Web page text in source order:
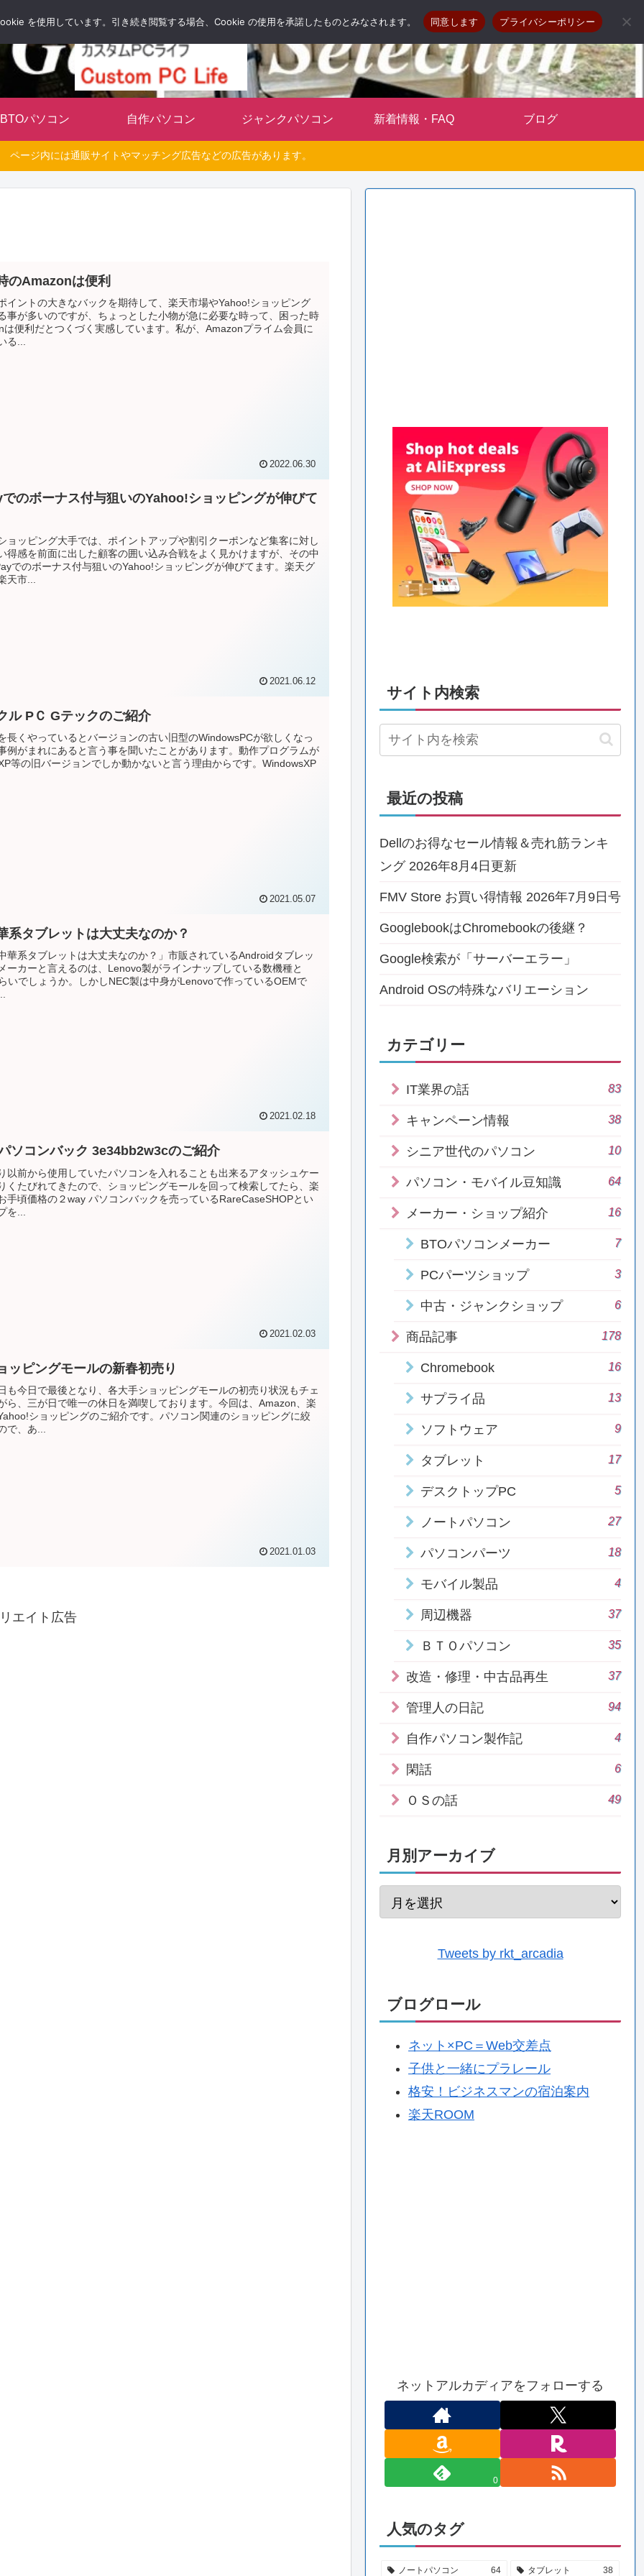
自分だけのオリジナルパソコンを持とう
BTOパソコン 自作パソコン ジャンクパソコン 新着情報・FAQ ブログ
ページ内には通販サイトやマッチング広告などの広告があります。
のAmazonは便利
イントの大きなバックを期待して、楽天市場やYahoo!ショッピング
事が多いのですが、ちょっとした小物が急に必要な時って、困った時
は便利だとつくづく実感しています。私が、Amazonプライム会員に
る...
2022.06.30
のボーナス付与狙いのYahoo!ショッピングが伸びて
ョッピング大手では、ポイントアップや割引クーポンなど集客に対し
得感を前面に出した顧客の囲い込み合戦をよく見かけますが、その中
でのボーナス付与狙いのYahoo!ショッピングが伸びてます。楽天グ
天市...
2021.06.12
ル PＣ Gテックのご紹介
長くやっているとバージョンの古い旧型のWindowsPCが欲しくなっ
例がまれにあると言う事を聞いたことがあります。動作プログラムが
等の旧バージョンでしか動かないと言う理由からです。WindowsXP
2021.05.07
系タブレットは大丈夫なのか？
華系タブレットは大丈夫なのか？」市販されているAndroidタブレッ
ーカーと言えるのは、Lenovo製がラインナップしている数機種と
いでしょうか。しかしNEC製は中身がLenovoで作っているOEMで
2021.02.18
ソコンバック 3e34bb2w3cのご紹介
以前から使用していたパソコンを入れることも出来るアタッシュケー
くたびれてきたので、ショッピングモールを回って検索してたら、楽
手頃価格の２way パソコンバックを売っているRareCaseSHOPとい
を...
2021.02.03
ッピングモールの新春初売り
も今日で最後となり、各大手ショッピングモールの初売り状況もチェ
ら、三が日で唯一の休日を満喫しております。今回は、Amazon、楽
ショッピングのご紹介です。パソコン関連のショッピングに絞
で、あ...
2021.01.03
エイト広告
サイト内検索
最近の投稿
Dellのお得なセール情報＆売れ筋ランキ
ング 2026年8月4日更新
FMV Store お買い得情報 2026年7月9日号
GooglebookはChromebookの後継？
Google検索が「サーバーエラー」
Android OSの特殊なバリエーション
カテゴリー
IT業界の話 83
キャンペーン情報 38
シニア世代のパソコン 10
パソコン・モバイル豆知識 64
メーカー・ショップ紹介 16
BTOパソコンメーカー 7
PCパーツショップ 3
中古・ジャンクショップ 6
商品記事 178
Chromebook 16
サプライ品 13
ソフトウェア 9
タブレット 17
デスクトップPC 5
ノートパソコン 27
パソコンパーツ 18
モバイル製品 4
周辺機器 37
ＢＴＯパソコン 35
改造・修理・中古品再生 37
管理人の日記 94
自作パソコン製作記 4
閑話 6
ＯＳの話 49
月別アーカイブ
Tweets by rkt_arcadia
ブログロール
ネット×PC＝Web交差点
子供と一緒にプラレール
格安！ビジネスマンの宿泊案内
楽天ROOM
ネットアルカディアをフォローする
0
人気のタグ
ノートパソコン 64 タブレット 38
を使用しています。引き続き閲覧する場合、Cookie の使用を承諾したものとみなされます。 同意します プライバシーポリシー